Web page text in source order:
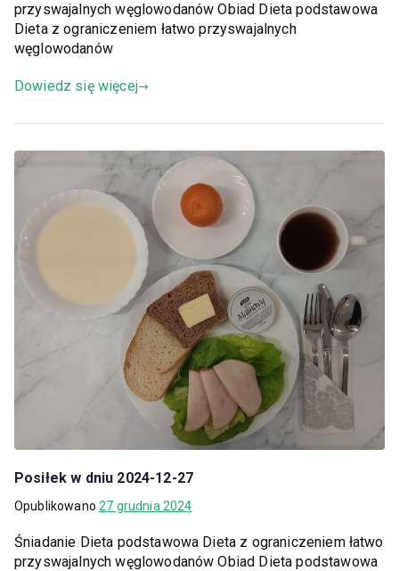
przyswajalnych węglowodanów Obiad Dieta podstawowa
Dieta z ograniczeniem łatwo przyswajalnych
węglowodanów
Dowiedz się więcej
Posiłek w dniu 2024-12-27
Opublikowano27 grudnia 2024
Śniadanie Dieta podstawowa Dieta z ograniczeniem łatwo
przyswajalnych węglowodanów Obiad Dieta podstawowa